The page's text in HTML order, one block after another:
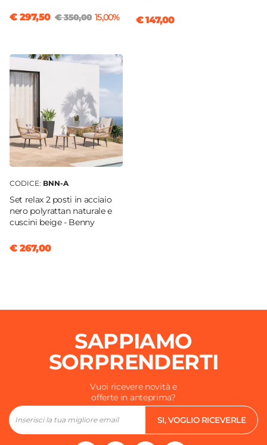
€ 297,50 € 350,00 15,00% € 147,00
CODICE: BNN-A
Set relax 2 posti in acciaio
nero polyrattan naturale e
cuscini beige - Benny
€ 267,00
SAPPIAMO
SORPRENDERTI
Vuoi ricevere novità e
offerte in anteprima?
SI, VOGLIO RICEVERLE